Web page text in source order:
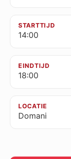
STARTTIJD
14:00
EINDTIJD
18:00
LOCATIE
Domani